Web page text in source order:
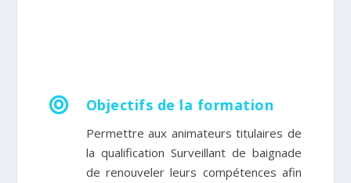
 Objectifs de la formation
Permettre aux animateurs titulaires de
la qualification Surveillant de baignade
de renouveler leurs compétences afin